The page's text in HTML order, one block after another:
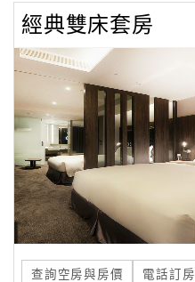
經典雙床套房
查詢空房與房價 電話訂房